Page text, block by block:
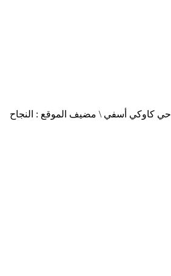
أسفي جنوب safisud صحيفة إلكترونية \ التصريح بالإصدار عدد 03-14 \ مدير النشر : منير الغرنيتي \ الإدارة والتحرير : كنزة المسيتف \ عنوان الصحيفة : 125 المجموعة 4 حي كاوكي أسفي \ مضيف الموقع : النجاح